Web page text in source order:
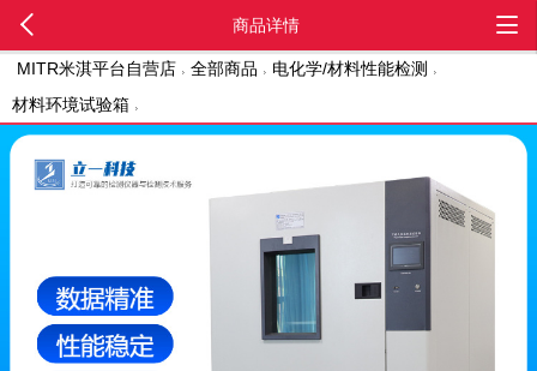
MITR米淇平台自营店 全部商品
电化学/材料性能检测
材料环境试验箱
商品详情